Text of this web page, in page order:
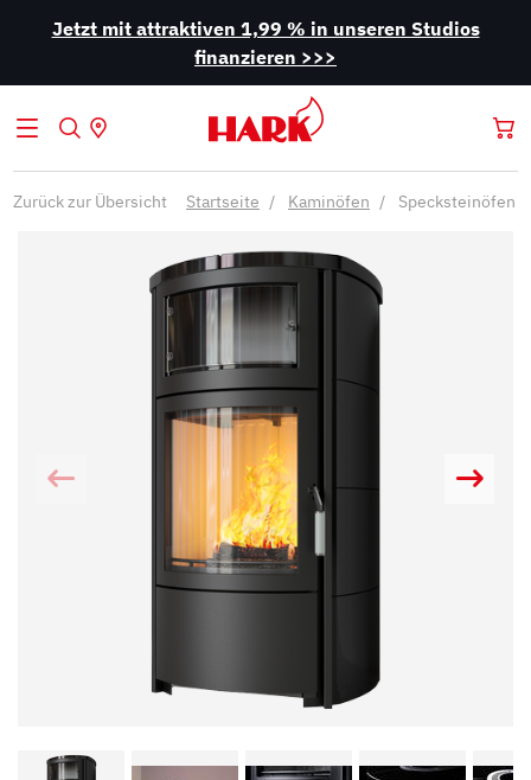
Jetzt mit attraktiven 1,99 % in unseren Studios
finanzieren >>>
Zurück zur Übersicht Startseite Kaminöfen Specksteinöfen